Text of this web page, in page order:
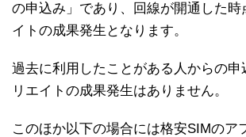
の申込み」であり、回線が開通した時
イトの成果発生となります。
過去に利用したことがある人からの申
リエイトの成果発生はありません。
このほか以下の場合には格安SIMのア